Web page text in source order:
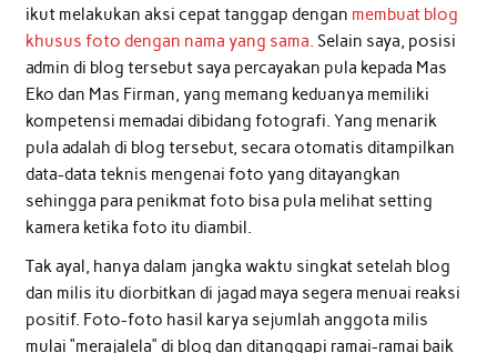
ikut melakukan aksi cepat tanggap dengan membuat blog
khusus foto dengan nama yang sama. Selain saya, posisi
admin di blog tersebut saya percayakan pula kepada Mas
Eko dan Mas Firman, yang memang keduanya memiliki
kompetensi memadai dibidang fotografi. Yang menarik
pula adalah di blog tersebut, secara otomatis ditampilkan
data-data teknis mengenai foto yang ditayangkan
sehingga para penikmat foto bisa pula melihat setting
kamera ketika foto itu diambil.
Tak ayal, hanya dalam jangka waktu singkat setelah blog
dan milis itu diorbitkan di jagad maya segera menuai reaksi
positif. Foto-foto hasil karya sejumlah anggota milis
mulai “merajalela” di blog dan ditanggapi ramai-ramai baik